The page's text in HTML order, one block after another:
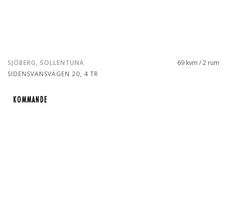
SJÖBERG, SOLLENTUNA
SIDENSVANSVÄGEN 20, 4 TR
69 kvm / 2 rum
KOMMANDE
KOMMANDE